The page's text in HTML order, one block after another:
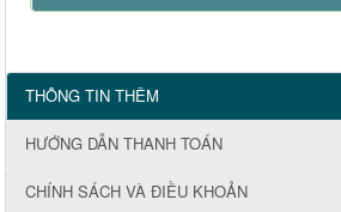
THÔNG TIN THÊM
HƯỚNG DẪN THANH TOÁN
CHÍNH SÁCH VÀ ĐIỀU KHOẢN